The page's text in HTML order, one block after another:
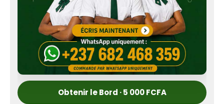
Obtenir le Bord · 5 000 FCFA